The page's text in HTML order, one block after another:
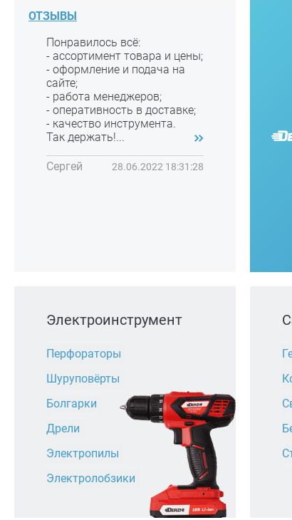
ОТЗЫВЫ
Понравилось всё:
- ассортимент товара и цены;
- оформление и подача на
сайте;
- работа менеджеров;
- оперативность в доставке;
- качество инструмента.
Так держать!...
28.06.2022 18:31:28
Сергей
Электроинструмент
Перфораторы
Шуруповёрты
Болгарки
Дрели
Электропилы
Электролобзики